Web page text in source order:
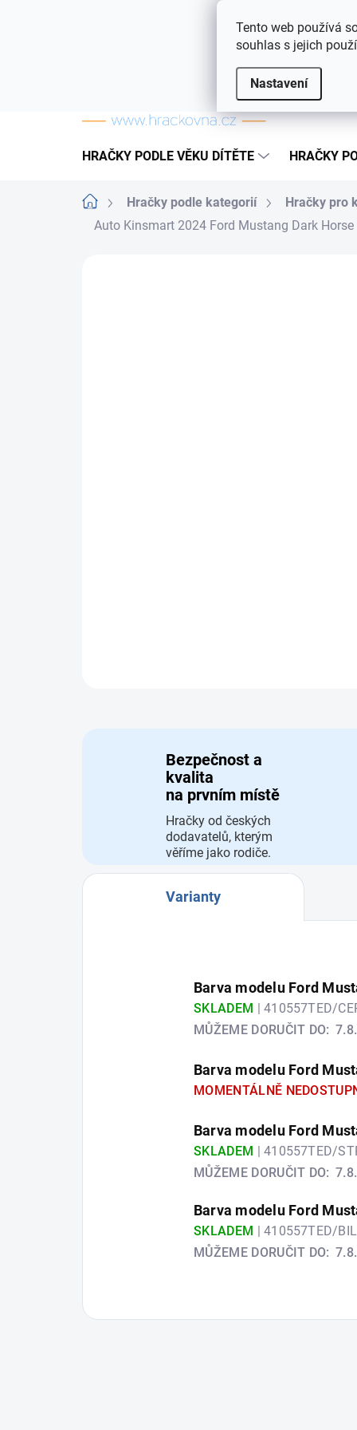
Tento web používá
souhlas s jejich
Nastavení
Často kladené otázky
HRAČKY PODLE VĚKU DÍTĚTE HRAČKY
DomůHračky podle kategorií Hračky pro
Auto Kinsmart 2024 Ford Mustang Dark Horse
Bezpečnost a
kvalita
na prvním místě
Hračky od českých
dodavatelů, kterým
věříme jako rodiče.
Varianty
Barva modelu Ford
SKLADEM | 410557TED/
MŮŽEME DORUČIT DO:
Barva modelu Ford
MOMENTÁLNĚ
Barva modelu Ford
SKLADEM | 410557TED/
MŮŽEME DORUČIT DO:
Barva modelu Ford
SKLADEM | 410557TED/BIL
MŮŽEME DORUČIT DO: